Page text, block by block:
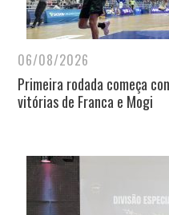
06/08/2026
Primeira rodada começa
vitórias de Franca e Mogi